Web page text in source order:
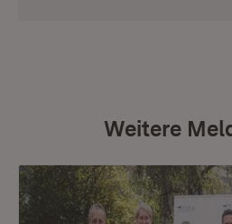
Weitere